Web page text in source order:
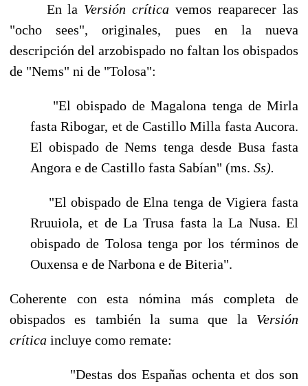
En la Versión críticavemos reaparecer las
"ocho sees", originales, pues en la nueva
descripción del arzobispado no faltan los obispados
de "Nems" ni de "Tolosa":
"El obispado de Magalona tenga de Mirla
fasta Ribogar, et de Castillo Milla fasta Aucora.
El obispado de Nems tenga desde Busa fasta
Angora e de Cas­tillo fasta Sabían" (ms. Ss).
"El obispado de Elna tenga de Vigiera fasta
Rruuiola, et de La Trusa fasta la La Nusa. El
obispado de Tolosa tenga por los términos de
Ouxensa e de Nar­bona e de Biteria".
Coherente con esta nómina más completa de
obispados es también la suma que la Ver­sión
crítica incluye como remate:
"Destas dos Españas ochenta et dos son